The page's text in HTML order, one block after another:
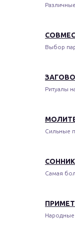
Выбор
Ритуалы
Сильные
Самая